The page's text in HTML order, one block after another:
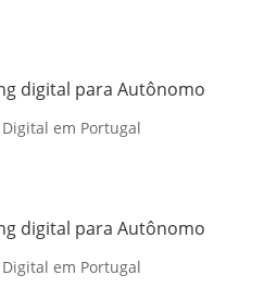
digital para Autônomo
em Portugal
digital para Autônomo
em Portugal